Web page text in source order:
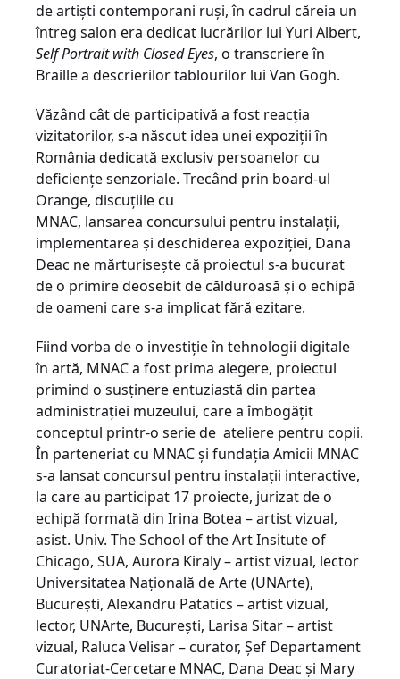
de artişti contemporani ruşi, în cadrul căreia un
întreg salon era dedicat lucrărilor lui Yuri Albert,
Self Portrait with Closed Eyes, o transcriere în
Braille a descrierilor tablourilor lui Van Gogh.
Văzând cât de participativă a fost reacţia
vizitatorilor, s-a născut idea unei expoziţii în
România dedicată exclusiv persoanelor cu
deficienţe senzoriale. Trecând prin board-ul
Orange, discuţiile cu
MNAC, lansarea concursului pentru instalaţii,
implementarea şi deschiderea expoziţiei, Dana
Deac ne mărturiseşte că proiectul s-a bucurat
de o primire deosebit de călduroasă şi o echipă
de oameni care s-a implicat fără ezitare.
Fiind vorba de o investiţie în tehnologii digitale
în artă, MNAC a fost prima alegere, proiectul
primind o susținere entuziastă din partea
administrației muzeului, care a îmbogățit
conceptul printr-o serie de ateliere pentru copii.
În parteneriat cu MNAC şi fundaţia Amicii MNAC
s-a lansat concursul pentru instalaţii interactive,
la care au participat 17 proiecte, jurizat de o
echipă formată din Irina Botea – artist vizual,
asist. Univ. The School of the Art Insitute of
Chicago, SUA, Aurora Kiraly – artist vizual, lector
Universitatea Naţională de Arte (UNArte),
Bucureşti, Alexandru Patatics – artist vizual,
lector, UNArte, Bucureşti, Larisa Sitar – artist
vizual, Raluca Velisar – curator, Şef Departament
Curatoriat-Cercetare MNAC, Dana Deac şi Mary